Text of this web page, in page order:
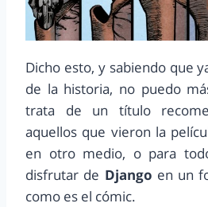
Dicho esto, y sabiendo que
de la historia, no puedo
trata de un título
aquellos que vieron la
en otro medio, o para
disfrutar de Django en un
como es el cómic.